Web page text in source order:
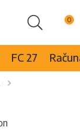
Pretraži
Skip
Content
FC 27